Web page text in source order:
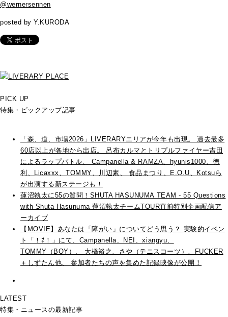
@wernersennen
posted by Y.KURODA
PICK UP
特集・ピックアップ記事
「森、道、市場2026」LIVERARYエリアが今年も出現。 過去最多
60店以上が各地から出店。 呂布カルマとトリプルファイヤー吉田
によるラップバトル、 Campanella & RAMZA、hyunis1000、徳
利、Licaxxx、TOMMY、川辺素、 食品まつり、E.O.U、Kotsuら
が出演する新ステージも！
蓮沼執太に55の質問！SHUTA HASUNUMA TEAM - 55 Questions
with Shuta Hasunuma 蓮沼執太チームTOUR直前特別企画配信ア
ーカイブ
【MOVIE】あなたは「障がい」についてどう思う？ 実験的イベン
ト「！⇄！」にて、Campanella、NEI、xiangyu、
TOMMY（BOY）、 大橋裕之、さや（テニスコーツ）、FUCKER
＋しずたん他、 参加者たちの声を集めた記録映像が公開！
LATEST
特集・ニュースの最新記事